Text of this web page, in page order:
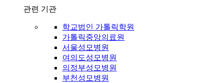
관련 기관
학교법인 가톨릭학원
가톨릭중앙의료원
서울성모병원
여의도성모병원
의정부성모병원
부천성모병원